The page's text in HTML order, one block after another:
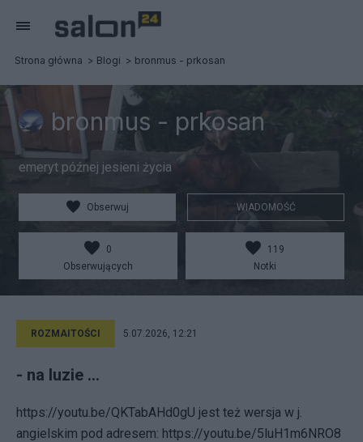
Strona główna Blogi bronmus - prkosan
bronmus - prkosan
emeryt późnej jesieni życia
Obserwuj WIADOMOŚĆ
0
Obserwujących
119
Notki
ROZMAITOŚCI 5.07.2026, 12:21
- na luzie ...
https://youtu.be/QKTabAHd0gU jest też wersja w j.
angielskim pod adresem: https://youtu.be/5luH1m6NRO8